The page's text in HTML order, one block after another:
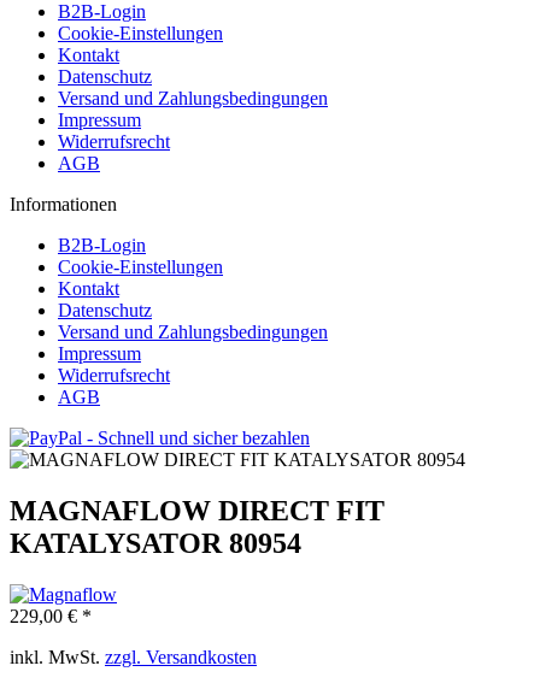
B2B-Login
Cookie-Einstellungen
Kontakt
Datenschutz
Versand und Zahlungsbedingungen
Impressum
Widerrufsrecht
AGB
Informationen
B2B-Login
Cookie-Einstellungen
Kontakt
Datenschutz
Versand und Zahlungsbedingungen
Impressum
Widerrufsrecht
AGB
MAGNAFLOW DIRECT FIT
KATALYSATOR 80954
229,00 € *
inkl. MwSt. zzgl. Versandkosten